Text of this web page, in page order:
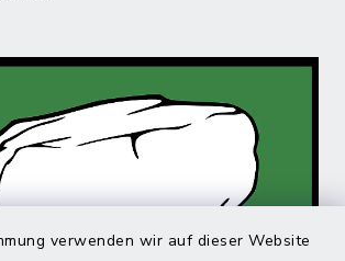
verwenden wir auf dieser Website